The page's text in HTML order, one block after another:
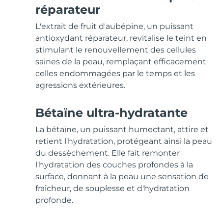
réparateur
L'extrait de fruit d'aubépine, un puissant
antioxydant réparateur, revitalise le teint en
stimulant le renouvellement des cellules
saines de la peau, remplaçant efficacement
celles endommagées par le temps et les
agressions extérieures.
Bétaïne ultra-hydratante
La bétaïne, un puissant humectant, attire et
retient l'hydratation, protégeant ainsi la peau
du dessèchement. Elle fait remonter
l'hydratation des couches profondes à la
surface, donnant à la peau une sensation de
fraîcheur, de souplesse et d'hydratation
profonde.
All acne treatment devices
All revitalizing eye massagers
Soins de la peau KIWI™
Advanced pore care essentials
Serum
issa™ Teeth Whitening Gel
18% PAP
Cosmétiques Hommes
Acheter tout
FOREO APP
À PROPROS